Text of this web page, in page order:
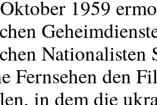
1959
Nationalisten
Fernsehen den
in dem die